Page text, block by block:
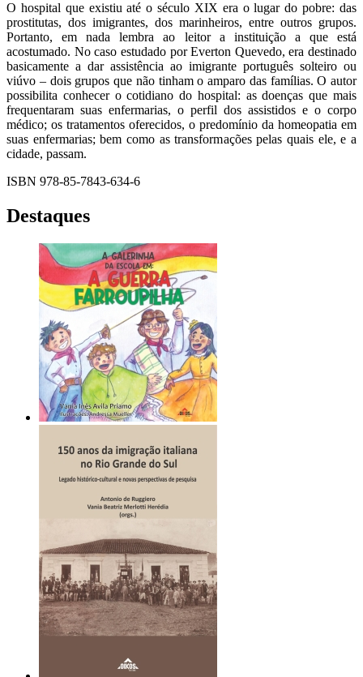
O hospital que existiu até o século XIX era o lugar do pobre: das
prostitutas, dos imigrantes, dos marinheiros, entre outros grupos.
Portanto, em nada lembra ao leitor a instituição a que está
acostumado. No caso estudado por Everton Quevedo, era destinado
basicamente a dar assistência ao imigrante português solteiro ou
viúvo – dois grupos que não tinham o amparo das famílias. O autor
possibilita conhecer o cotidiano do hospital: as doenças que mais
frequentaram suas enfermarias, o perfil dos assistidos e o corpo
médico; os tratamentos oferecidos, o predomínio da homeopatia em
suas enfermarias; bem como as transformações pelas quais ele, e a
cidade, passam.
ISBN 978-85-7843-634-6
Destaques